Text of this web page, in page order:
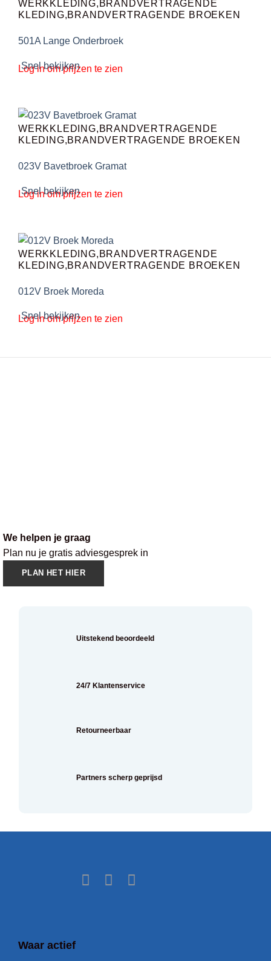
Snel bekijken
WERKKLEDING,BRANDVERTRAGENDE
KLEDING,BRANDVERTRAGENDE BROEKEN
501A Lange Onderbroek
Log in om prijzen te zien
Snel bekijken
WERKKLEDING,BRANDVERTRAGENDE
KLEDING,BRANDVERTRAGENDE BROEKEN
023V Bavetbroek Gramat
Log in om prijzen te zien
Snel bekijken
WERKKLEDING,BRANDVERTRAGENDE
KLEDING,BRANDVERTRAGENDE BROEKEN
012V Broek Moreda
Log in om prijzen te zien
We helpen je graag
Plan nu je gratis adviesgesprek in
PLAN HET HIER
Uitstekend beoordeeld
24/7 Klantenservice
Retourneerbaar
Partners scherp geprijsd
Waar actief